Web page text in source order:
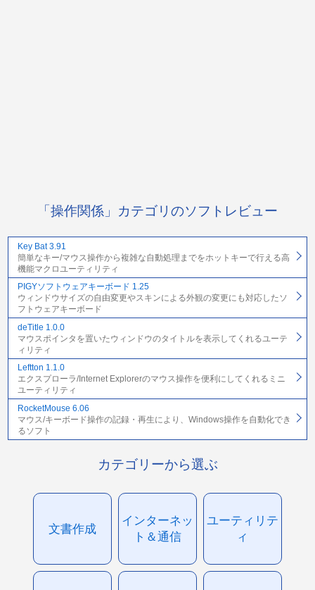
「操作関係」カテゴリのソフトレビュー
Key Bat 3.91
簡単なキー/マウス操作から複雑な自動処理までをホットキーで行える高
機能マクロユーティリティ
PIGYソフトウェアキーボード 1.25
ウィンドウサイズの自由変更やスキンによる外観の変更にも対応したソ
フトウェアキーボード
deTitle 1.0.0
マウスポインタを置いたウィンドウのタイトルを表示してくれるユーテ
ィリティ
Leftton 1.1.0
エクスプローラ/Internet Explorerのマウス操作を便利にしてくれるミニ
ユーティリティ
RocketMouse 6.06
マウス/キーボード操作の記録・再生により、Windows操作を自動化でき
るソフト
カテゴリーから選ぶ
文書作成
インターネッ
ト＆通信
ユーティリテ
ィ